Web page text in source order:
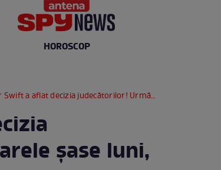
HOROSCOP
a aflat decizia judecătorilor! Următoarele șase luni, după gratii
șase luni,